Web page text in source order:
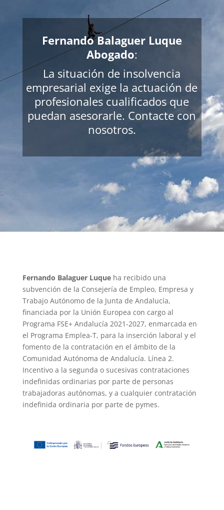
Fernando Balaguer Luque
Abogado:
La situación de insolvencia
empresarial exige la actuación de
profesionales cualificados que
puedan asesorarle. Contacte con
nosotros.
Fernando Balaguer Luqueha recibido una
subvención de la Consejería de Empleo, Empresa y
Trabajo Autónomo de la Junta de Andalucía,
financiada por la Unión Europea con cargo al
Programa FSE+ Andalucía 2021-2027, enmarcada en
el Programa Emplea-T, para la inserción laboral y el
fomento de la contratación en el ámbito de la
Comunidad Autónoma de Andalucía. Línea 2.
Incentivo a la segunda o sucesivas contrataciones
indefinidas ordinarias por parte de personas
trabajadoras autónomas, y a cualquier contratación
indefinida ordinaria por parte de pymes.